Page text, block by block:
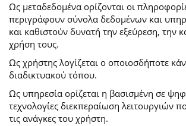
Ως μεταδεδομένα ορίζονται οι
περιγράφουν σύνολα δεδομένων και
και καθιστούν δυνατή την εξεύρεση, την
χρήση τους.
Ως χρήστης λογίζεται ο οποιοσδήποτε
διαδικτυακού τόπου.
Ως υπηρεσία ορίζεται η βασισμένη σε
τεχνολογίες διεκπεραίωση λειτουργιών
τις ανάγκες του χρήστη.